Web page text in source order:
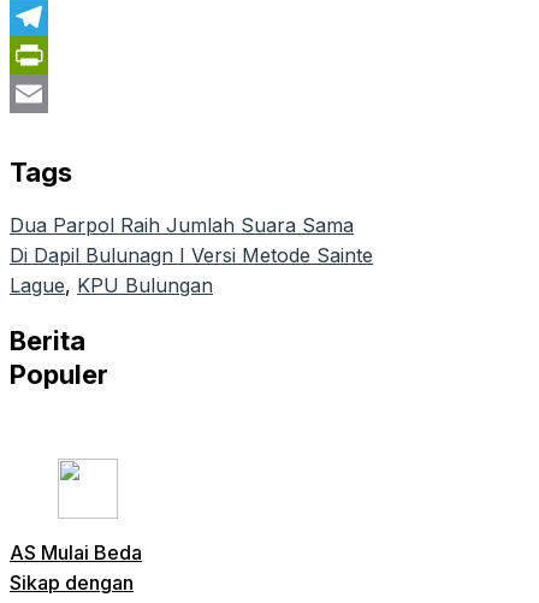
WhatsApp
Telegram
PrintFriendly
Tags
Dua Parpol Raih Jumlah Suara Sama
Di Dapil Bulunagn I Versi Metode Sainte
Lague, KPU Bulungan
Berita
Populer
AS Mulai Beda
Sikap dengan